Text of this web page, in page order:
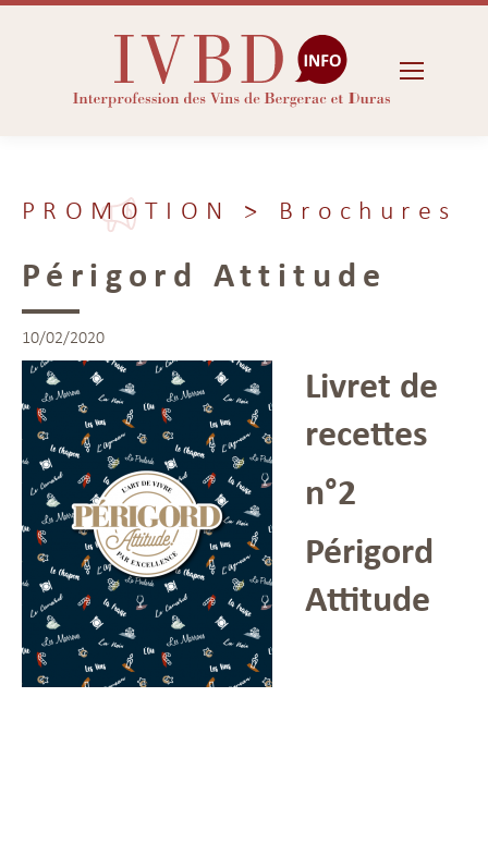
PROMOTION > Brochures
Périgord Attitude
10/02/2020
Livret de
recettes
n°2
Périgord
Attitude